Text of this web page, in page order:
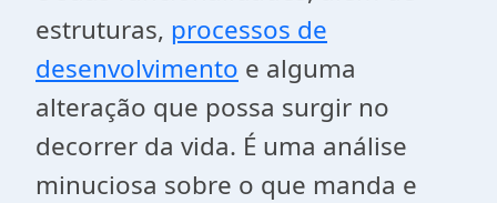
estruturas, processos de
desenvolvimento e alguma
alteração que possa surgir no
decorrer da vida. É uma análise
minuciosa sobre o que manda e